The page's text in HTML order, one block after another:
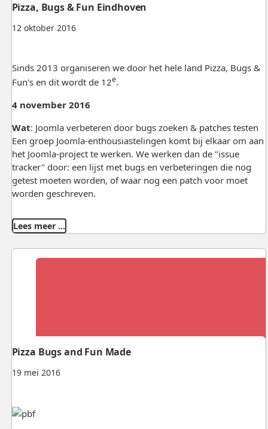
12 oktober 2016
Pizza, Bugs & Fun Eindhoven
Sinds 2013 organiseren we door het hele land Pizza, Bugs &
Fun's en dit wordt de 12e.
4 november 2016
Wat: Joomla verbeteren door bugs zoeken & patches testen
Een groep Joomla-enthousiastelingen komt bij elkaar om aan
het Joomla-project te werken. We werken dan de "issue
tracker" door: een lijst met bugs en verbeteringen die nog
getest moeten worden, of waar nog een patch voor moet
worden geschreven.
Lees meer …
19 mei 2016
Pizza Bugs and Fun Made